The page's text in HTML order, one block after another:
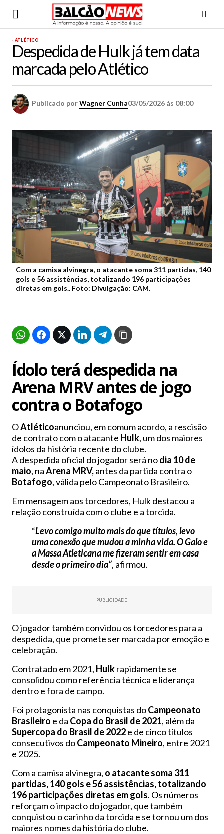
ATLÉTICO
Despedida de Hulk já tem data
marcada pelo Atlético
Publicado porWagner Cunha03/05/2026 às 08:00
Com a camisa alvinegra, o atacante soma 311 partidas, 140
gols e 56 assistências, totalizando 196 participações
diretas em gols.. Foto: Divulgação: CAM.
Ídolo terá despedida na
Arena MRV antes de jogo
contra o Botafogo
OAtléticoanunciou, em comum acordo, a rescisão
de contrato com o atacante Hulk, um dos maiores
ídolos da história recente do clube.
A despedida oficial do jogador será nodia 10 de
maio, naArena MRV,antes da partida contra o
Botafogo, válida pelo Campeonato Brasileiro.
Em mensagem aos torcedores, Hulk destacou a
relação construída com o clube e a torcida.
“Levo comigo muito mais do que títulos, levo
uma conexão que mudou a minha vida. O Galo e
a Massa Atleticana me fizeram sentir em casa
desde o primeiro dia”, afirmou.
PUBLICIDADE
O jogador também convidou os torcedores para a
despedida, que promete ser marcada por emoção e
celebração.
Contratado em 2021, Hulkrapidamente se
consolidou como referência técnica e liderança
dentro e fora de campo.
Foi protagonista nas conquistas doCampeonato
Brasileiro e da Copa do Brasil de 2021, além da
Supercopa do Brasil de 2022e de cinco títulos
consecutivos doCampeonato Mineiro, entre 2021
e 2025.
Com a camisa alvinegra, o atacante soma 311
partidas, 140 gols e 56 assistências, totalizando
196 participações diretas em gols. Os números
reforçam o impacto do jogador, que também
conquistou o carinho da torcida e se tornou um dos
maiores nomes da história do clube.